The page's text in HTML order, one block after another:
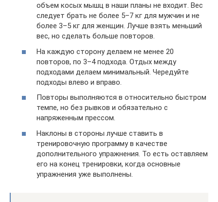
объем косых мышц в наши планы не входит. Вес
следует брать не более 5–7 кг для мужчин и не
более 3–5 кг для женщин. Лучше взять меньший
вес, но сделать больше повторов.
На каждую сторону делаем не менее 20
повторов, по 3–4 подхода. Отдых между
подходами делаем минимальный. Чередуйте
подходы влево и вправо.
Повторы выполняются в относительно быстром
темпе, но без рывков и обязательно с
напряженным прессом.
Наклоны в стороны лучше ставить в
тренировочную программу в качестве
дополнительного упражнения. То есть оставляем
его на конец тренировки, когда основные
упражнения уже выполнены.